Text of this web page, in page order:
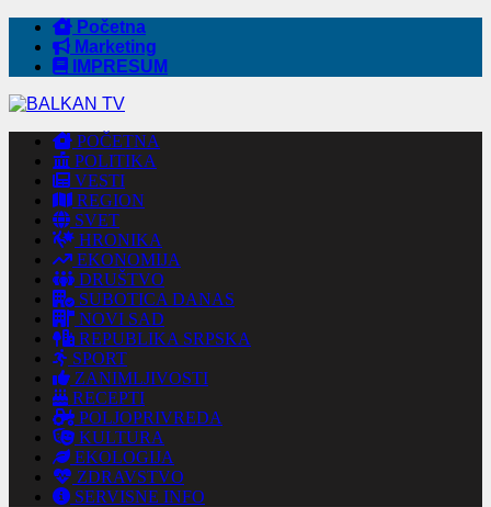
Početna
Marketing
IMPRESUM
POČETNA
POLITIKA
VESTI
REGION
SVET
HRONIKA
EKONOMIJA
DRUŠTVO
SUBOTICA DANAS
NOVI SAD
REPUBLIKA SRPSKA
SPORT
ZANIMLJIVOSTI
RECEPTI
POLJOPRIVREDA
KULTURA
EKOLOGIJA
ZDRAVSTVO
SERVISNE INFO